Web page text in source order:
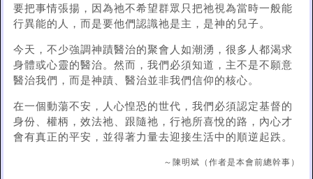
要把事情張揚，因為祂不希望群眾只把祂視為當時一般能
行異能的人，而是要他們認識祂是主，是神的兒子。
今天，不少強調神蹟醫治的聚會人如潮湧，很多人都渴求
身體或心靈的醫治。然而，我們必須知道，主不是不願意
醫治我們，而是神蹟、醫治並非我們信仰的核心。
在一個動蕩不安，人心惶恐的世代，我們必須認定基督的
身份、權柄，效法祂、跟隨祂，行祂所喜悅的路，內心才
會有真正的平安，並得著力量去迎接生活中的順逆起跌。
～陳明斌（作者是本會前總幹事）